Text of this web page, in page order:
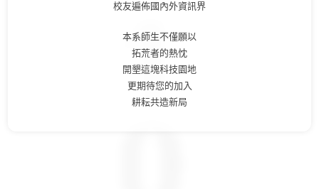
校友遍佈國內外資訊界
本系師生不僅願以
拓荒者的熱忱
開墾這塊科技園地
更期待您的加入
耕耘共造新局